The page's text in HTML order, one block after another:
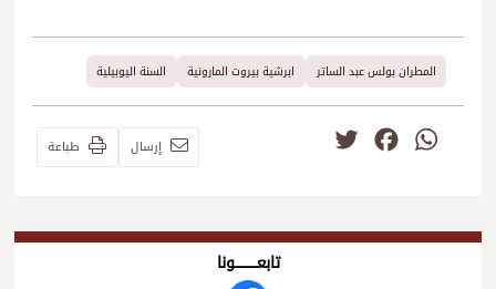
المطران بولس عبد الساتر ابرشية بيروت المارونية السنة اليوبيلية
WhatsApp
Facebook إرسال طباعة
تابعــــــــــونا